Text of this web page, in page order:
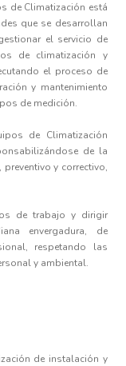
de Climatización está
que se desarrollan
el servicio de
de climatización y
el proceso de
y mantenimiento
de medición.
de Climatización
de la
y correctivo,
de trabajo y dirigir
envergadura, de
respetando las
y ambiental.
de instalación y